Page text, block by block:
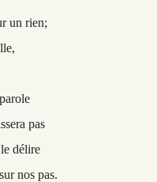
un rien;
pas
délire
nos pas.